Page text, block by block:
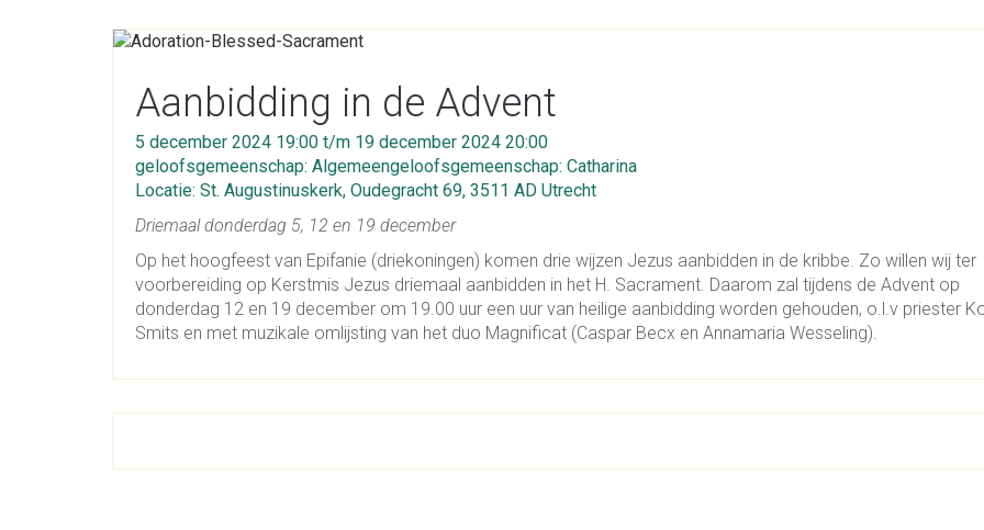
Aanbidding in de Advent
5 december 2024 19:00 t/m 19 december 2024 20:00
geloofsgemeenschap: Algemeengeloofsgemeenschap: Catharina
Locatie: St. Augustinuskerk, Oudegracht 69, 3511 AD Utrecht
Driemaal donderdag 5, 12 en 19 december
Op het hoogfeest van Epifanie (driekoningen) komen drie wijzen Jezus aanbidden in de kribbe. Zo willen wij ter
voorbereiding op Kerstmis Jezus driemaal aanbidden in het H. Sacrament. Daarom zal tijdens de Advent op
donderdag 12 en 19 december om 19.00 uur een uur van heilige aanbidding worden gehouden, o.l.v priester
Smits en met muzikale omlijsting van het duo Magnificat (Caspar Becx en Annamaria Wesseling).